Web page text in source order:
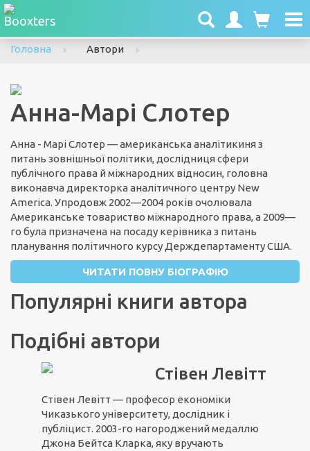
Головна
Автори
Анна-Марі Слотер
Анна - Марі Слотер — американська аналітикиня з
питань зовнішньої політики, дослідниця сфери
публічного права й міжнародних відносин, головна
виконавча директорка аналітичного центру New
America. Упродовж 2002—2004 років очолювала
Американське товариство міжнародного права, а 2009—
го була призначена на посаду керівника з питань
планування політичного курсу Держдепартаменту США.
ЧИТАТИ ПОВНУ БІОГРАФІЮ
Популярні книги автора
Подібні автори
Стівен Левітт
Стівен Левітт — професор економіки
Чиказького університету, дослідник і
публіцист. 2003-го нагороджений медаллю
Джона Бейтса Кларка, яку вручають